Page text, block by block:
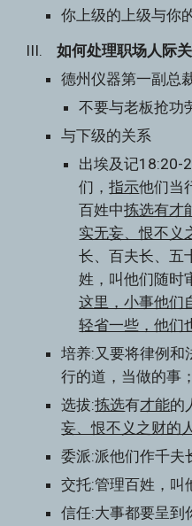
你上级的上级与你
III. 如何处理职场人际
德州仪器第一副总
不要与老板抢功
与下级的关系
出埃及记18:20-
们，指示他们当
百姓中拣选有才
实无妄、恨不义
长、百夫长、五
姓，叫他们随时
这里，小事他们
轻省一些，他们
培养:又要将律例和
行的道，当做的事；
选拔:拣选有才能的
妄、恨不义之财的
委派:派他们作千夫
交托:管理百姓，叫
信任:大事都要呈到